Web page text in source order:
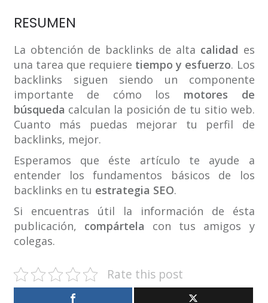
RESUMEN
La obtención de backlinks de alta calidad es
una tarea que requiere tiempo y esfuerzo. Los
backlinks siguen siendo un componente
importante de cómo los motores de
búsqueda calculan la posición de tu sitio web.
Cuanto más puedas mejorar tu perfil de
backlinks, mejor.
Esperamos que éste artículo te ayude a
entender los fundamentos básicos de los
backlinks en tu estrategia SEO.
Si encuentras útil la información de ésta
publicación, compártela con tus amigos y
colegas.
Rate this post